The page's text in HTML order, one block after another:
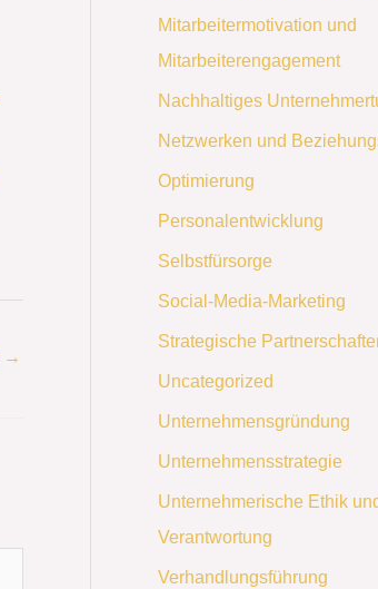
→
Mitarbeitermotivation und
Mitarbeiterengagement
Nachhaltiges
Netzwerken und
Optimierung
Personalentwicklung
Selbstfürsorge
Social-Media-Marketing
Strategische
Uncategorized
Unternehmensgründung
Unternehmensstrategie
Unternehmerische Ethik
Verantwortung
Verhandlungsführung